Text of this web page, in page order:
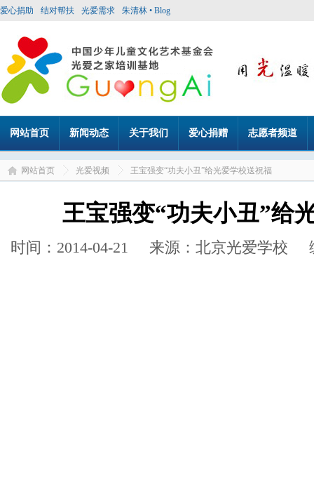
爱心捐助 结对帮扶 光爱需求 朱清林 • Blog
网站首页 新闻动态 关于我们 爱心捐赠 志愿者频道
网站首页 光爱视频 王宝强变“功夫小丑”给光爱学校送祝福
王宝强变“功夫小丑”给
时间：2014-04-21 来源：北京光爱学校